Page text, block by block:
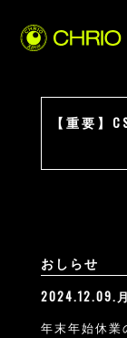
【重要】
おしらせ
2024.12.09.月
年末年始休業